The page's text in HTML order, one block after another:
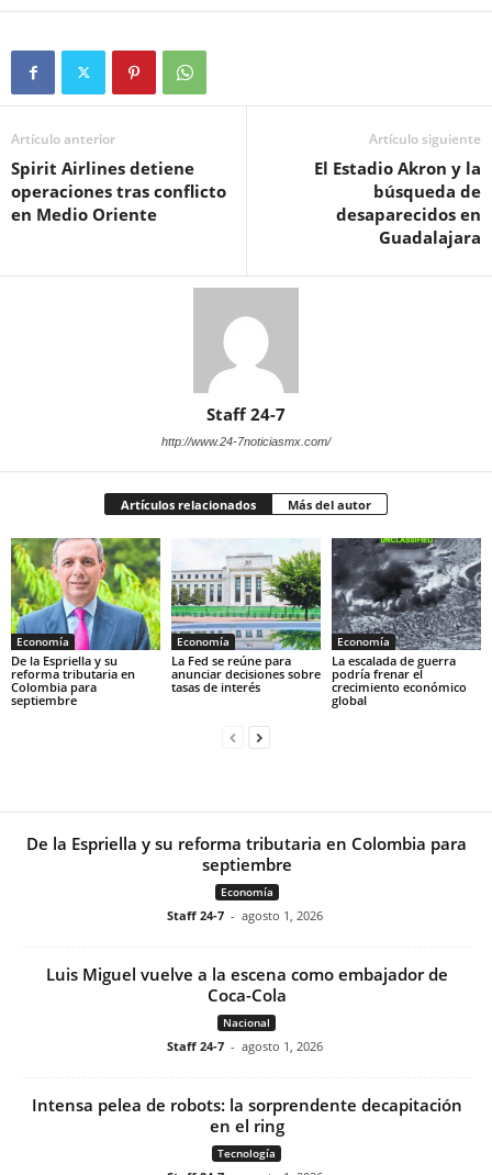
Artículo anterior
Spirit Airlines detiene
operaciones tras conflicto
en Medio Oriente
Artículo siguiente
El Estadio Akron y la
búsqueda de
desaparecidos en
Guadalajara
Staff 24-7
http://www.24-7noticiasmx.com/
Artículos relacionados Más del autor
Economía
De la Espriella y su
reforma tributaria en
Colombia para
septiembre
Economía
La Fed se reúne para
anunciar decisiones sobre
tasas de interés
Economía
La escalada de guerra
podría frenar el
crecimiento económico
global
De la Espriella y su reforma tributaria en Colombia para
septiembre
Economía
Staff 24-7 - agosto 1, 2026
Luis Miguel vuelve a la escena como embajador de
Coca-Cola
Nacional
Staff 24-7 - agosto 1, 2026
Intensa pelea de robots: la sorprendente decapitación
en el ring
Tecnología